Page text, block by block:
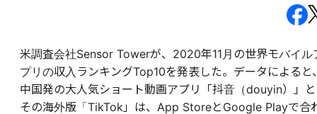
米調査会社Sensor Towerが、2020年11月の世界モバイル
プリの収入ランキングTop10を発表した。データによると
中国発の大人気ショート動画アプリ「抖音（douyin）」と
その海外版「TikTok」は、App StoreとGoogle Playで合